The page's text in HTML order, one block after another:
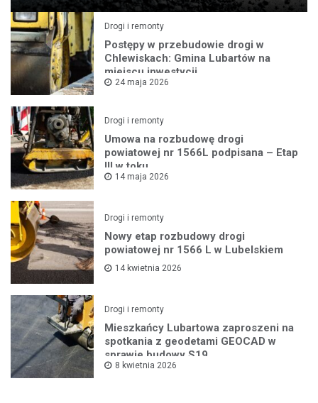
Drogi i remonty
Postępy w przebudowie drogi w
Chlewiskach: Gmina Lubartów na
miejscu inwestycji
24 maja 2026
Drogi i remonty
Umowa na rozbudowę drogi
powiatowej nr 1566L podpisana – Etap
III w toku
14 maja 2026
Drogi i remonty
Nowy etap rozbudowy drogi
powiatowej nr 1566 L w Lubelskiem
14 kwietnia 2026
Drogi i remonty
Mieszkańcy Lubartowa zaproszeni na
spotkania z geodetami GEOCAD w
sprawie budowy S19
8 kwietnia 2026